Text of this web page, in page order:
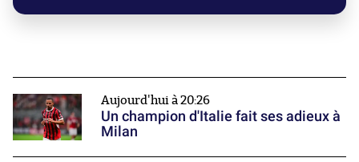
Aujourd'hui à 20:26
Un champion d'Italie fait ses adieux à
Milan